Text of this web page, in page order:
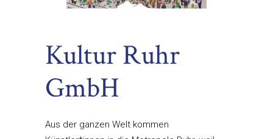
Kultur Ruhr
GmbH
Aus der ganzen Welt kommen